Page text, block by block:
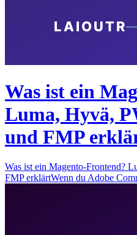
Was ist ein
Luma, Hyvä,
und FMP
Was ist ein Magento-Frontend?
FMP erklärtWenn du Adobe